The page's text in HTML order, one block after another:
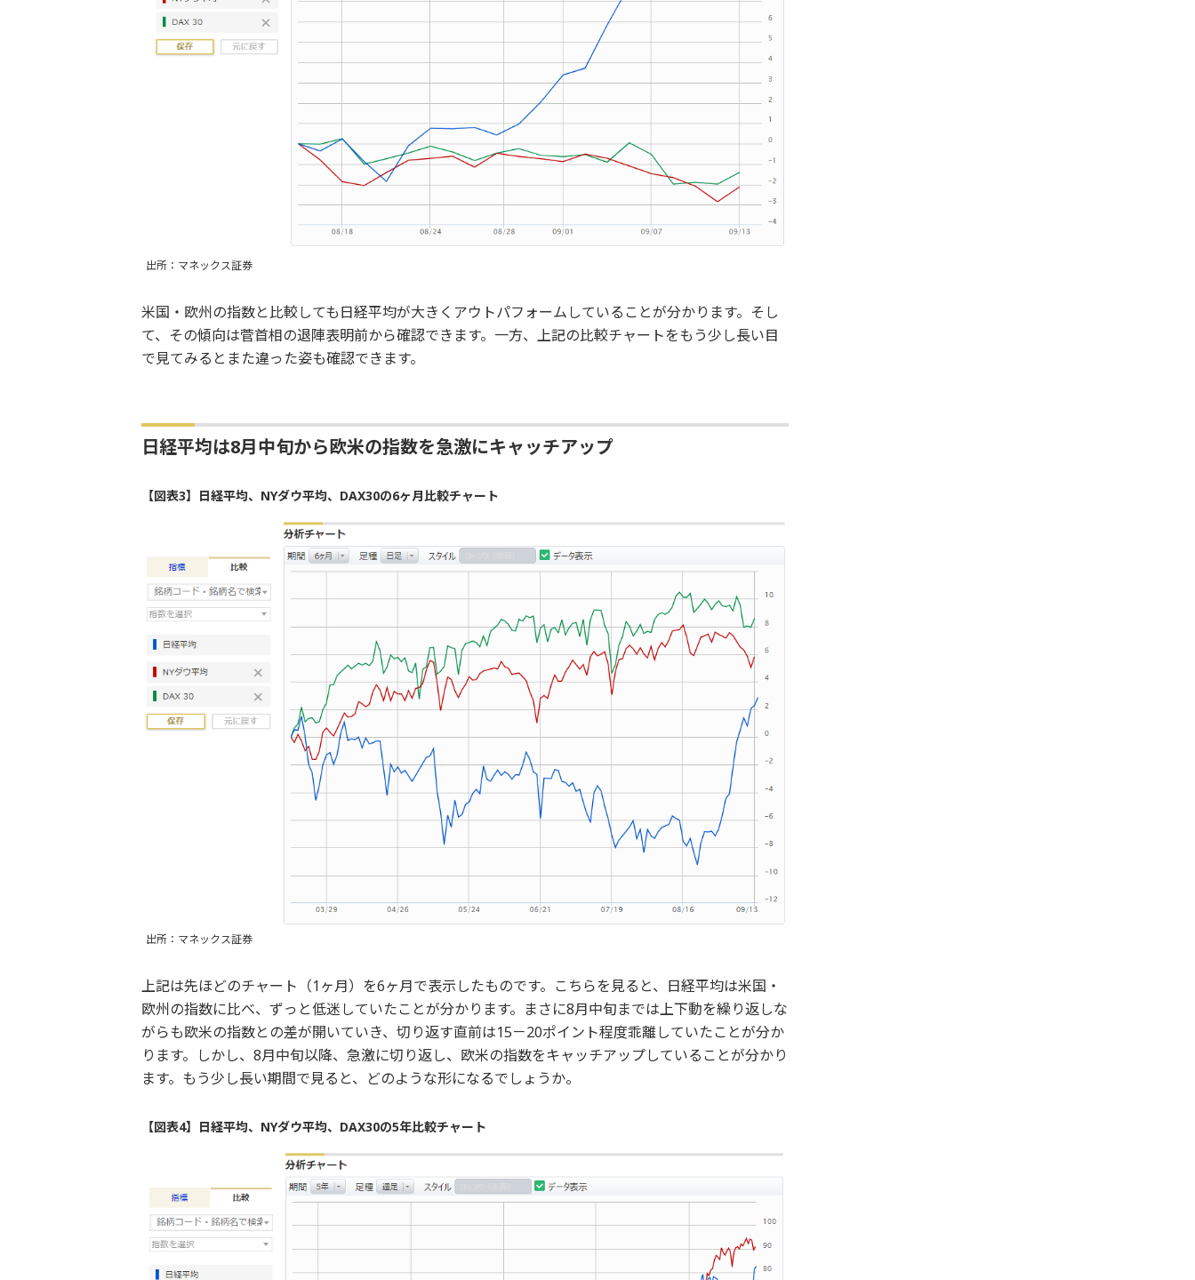
出所：マネックス証券
米国・欧州の指数と比較しても日経平均が大きくアウトパフォームしていることが分かります。そし
て、その傾向は菅首相の退陣表明前から確認できます。一方、上記の比較チャートをもう少し長い目
で見てみるとまた違った姿も確認できます。
日経平均は8月中旬から欧米の指数を急激にキャッチアップ
【図表3】日経平均、NYダウ平均、DAX30の6ヶ月比較チャート
出所：マネックス証券
上記は先ほどのチャート（1ヶ月）を6ヶ月で表示したものです。こちらを見ると、日経平均は米国・
欧州の指数に比べ、ずっと低迷していたことが分かります。まさに8月中旬までは上下動を繰り返しな
がらも欧米の指数との差が開いていき、切り返す直前は15－20ポイント程度乖離していたことが分か
ります。しかし、8月中旬以降、急激に切り返し、欧米の指数をキャッチアップしていることが分かり
ます。もう少し長い期間で見ると、どのような形になるでしょうか。
【図表4】日経平均、NYダウ平均、DAX30の5年比較チャート